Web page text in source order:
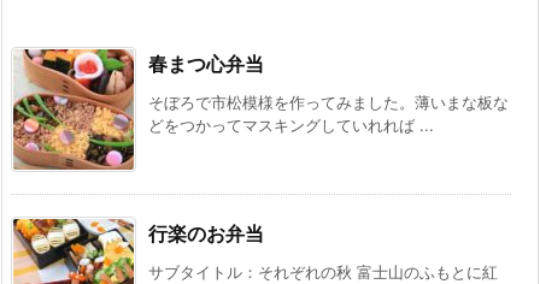
春まつ心弁当
そぼろで市松模様を作ってみました。薄いまな板な
どをつかってマスキングしていれれば ...
行楽のお弁当
サブタイトル：それぞれの秋 富士山のふもとに紅